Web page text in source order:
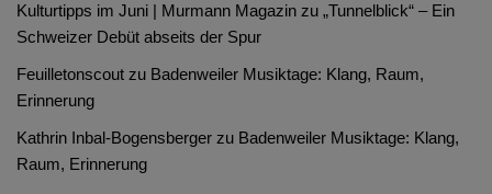
Kulturtipps im Juni | Murmann Magazin zu „Tunnelblick“ – Ein
Schweizer Debüt abseits der Spur
Feuilletonscout zu Badenweiler Musiktage: Klang, Raum,
Erinnerung
Kathrin Inbal-Bogensberger zu Badenweiler Musiktage: Klang,
Raum, Erinnerung